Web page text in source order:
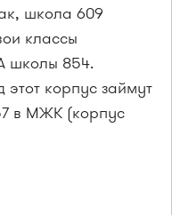
школа 609
классы
школы 854.
корпус займут
в МЖК (корпус